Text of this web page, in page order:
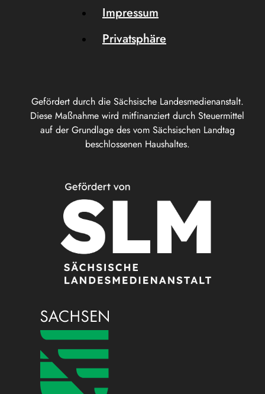
Gefördert durch die Sächsische Landesmedienanstalt.
Diese Maßnahme wird mitfinanziert durch Steuermittel
auf der Grundlage des vom Sächsischen Landtag
beschlossenen Haushaltes.
Impressum
Privatsphäre